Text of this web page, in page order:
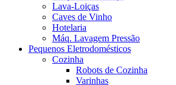
Lava-Loiças
Caves de Vinho
Hotelaria
Máq. Lavagem Pressão
Pequenos Eletrodomésticos
Cozinha
Robots de Cozinha
Varinhas